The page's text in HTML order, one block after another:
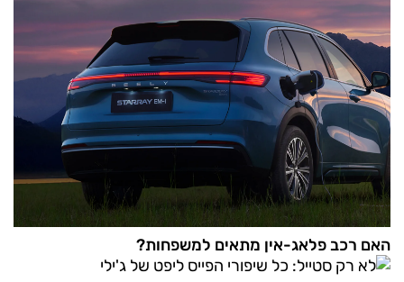
האם רכב פלאג-אין מתאים למשפחות?